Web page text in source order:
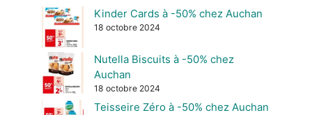
Kinder Cards à -50% chez Auchan
18 octobre 2024
Nutella Biscuits à -50% chez
Auchan
18 octobre 2024
Teisseire Zéro à -50% chez Auchan